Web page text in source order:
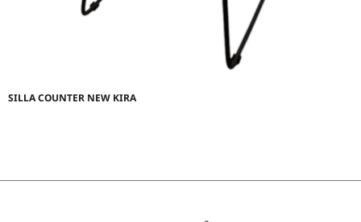
SILLA COUNTER NEW KIRA